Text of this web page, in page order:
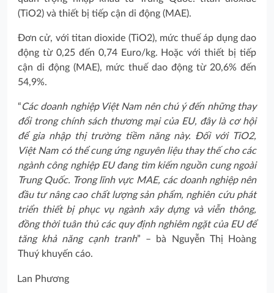
(TiO2) và thiết bị tiếp cận di động (MAE).
Đơn cử, với titan dioxide (TiO2), mức thuế áp dụng dao
động từ 0,25 đến 0,74 Euro/kg. Hoặc với thiết bị tiếp
cận di động (MAE), mức thuế dao động từ 20,6% đến
54,9%.
“Các doanh nghiệp Việt Nam nên chú ý đến những thay
đổi trong chính sách thương mại của EU, đây là cơ hội
để gia nhập thị trường tiềm năng này. Đối với TiO2,
Việt Nam có thể cung ứng nguyên liệu thay thế cho các
ngành công nghiệp EU đang tìm kiếm nguồn cung ngoài
Trung Quốc. Trong lĩnh vực MAE, các doanh nghiệp nên
đầu tư nâng cao chất lượng sản phẩm, nghiên cứu phát
triển thiết bị phục vụ ngành xây dựng và viễn thông,
đồng thời tuân thủ các quy định nghiêm ngặt của EU để
tăng khả năng cạnh tranh” – bà Nguyễn Thị Hoàng
Thuý khuyến cáo.
Lan Phương